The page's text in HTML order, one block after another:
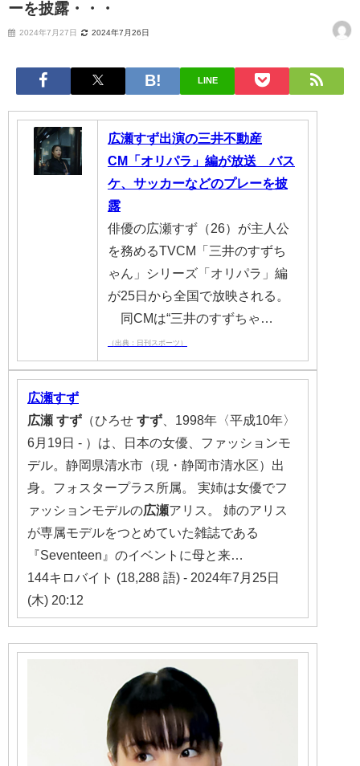
ーを披露・・・
2024年7月27日 2024年7月26日
LINE
広瀬すず出演の三井不動産
CM「オリパラ」編が放送 バス
ケ、サッカーなどのプレーを披
露
俳優の広瀬すず（26）が主人公
を務めるTVCM「三井のすずち
ゃん」シリーズ「オリパラ」編
が25日から全国で放映される。
同CMは“三井のすずちゃ…
（出典：日刊スポーツ）
広瀬すず
広瀬 すず （ひろせ すず 、1998年〈平成10年〉
6月19日 - ）は、日本の女優、ファッションモ
デル。静岡県清水市（現・静岡市清水区）出
身。フォスタープラス所属。 実姉は女優でフ
ァッションモデルの広瀬アリス。 姉のアリス
が専属モデルをつとめていた雑誌である
『Seventeen』のイベントに母と来…
144キロバイト (18,288 語) - 2024年7月25日
(木) 20:12